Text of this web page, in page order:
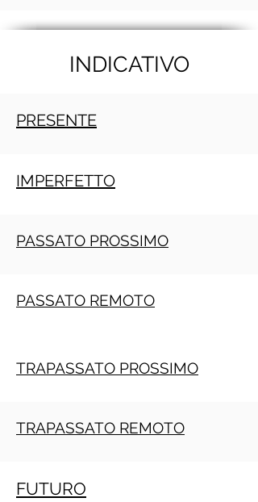
INDICATIVO
PRESENTE
IMPERFETTO
PASSATO PROSSIMO
PASSATO REMOTO
TRAPASSATO PROSSIMO
TRAPASSATO REMOTO
FUTURO